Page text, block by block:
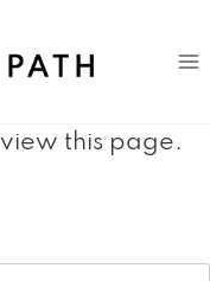
this page.